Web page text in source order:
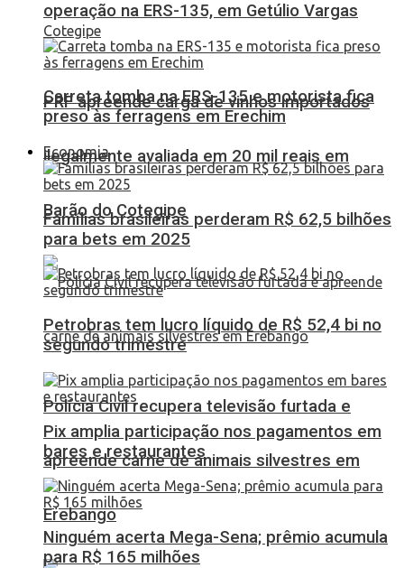
PRF apreende carga de vinhos importados
ilegalmente avaliada em 20 mil reais em
Barão do Cotegipe
Polícia Civil recupera televisão furtada e
apreende carne de animais silvestres em
Erebango
operação na ERS-135, em Getúlio Vargas
Carreta tomba na ERS-135 e motorista fica
preso às ferragens em Erechim
Economia
Famílias brasileiras perderam R$ 62,5 bilhões
para bets em 2025
Petrobras tem lucro líquido de R$ 52,4 bi no
segundo trimestre
Pix amplia participação nos pagamentos em
bares e restaurantes
Ninguém acerta Mega-Sena; prêmio acumula
para R$ 165 milhões